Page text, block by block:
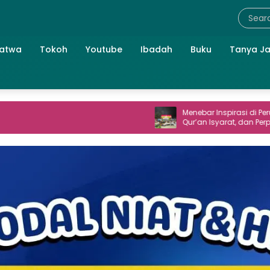
Tokoh Youtube Ibadah Buku Tanya
Menebar Inspirasi di Perum TNI AL: Seni,
Qur’an Isyarat, dan Perpisahan yang
Hangat